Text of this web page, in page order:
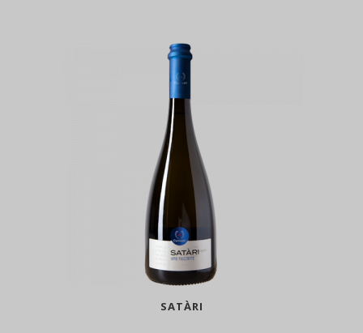
SATÀRI